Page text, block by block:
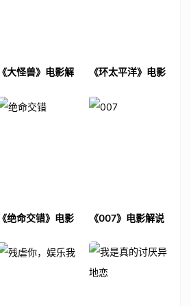
《大怪兽》电影解
《环太平洋》电影
《绝命交错》电影
《007》电影解说